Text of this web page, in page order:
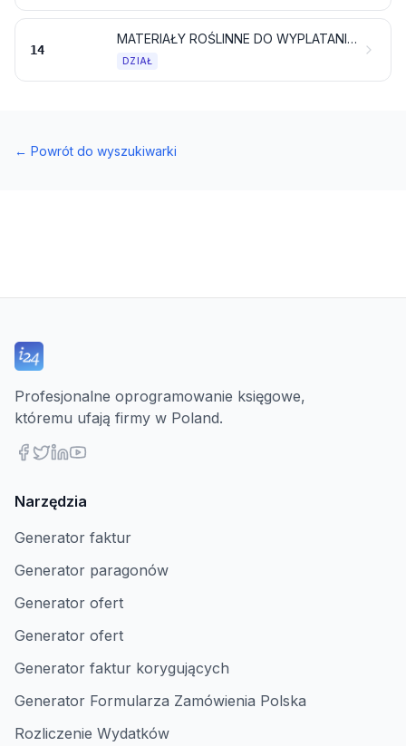
14
MATERIAŁY ROŚLINNE DO WYPLATANIA; PRODUKTY POCHODZENIA ROŚLINNEGO, GDZIE INDZIEJ NIEWYMIENIONE ANI NIEWŁĄCZONE
DZIAŁ
← Powrót do wyszukiwarki
Profesjonalne oprogramowanie księgowe,
któremu ufają firmy w Poland.
Narzędzia
Generator faktur
Generator paragonów
Generator ofert
Generator ofert
Generator faktur korygujących
Generator Formularza Zamówienia Polska
Rozliczenie Wydatków